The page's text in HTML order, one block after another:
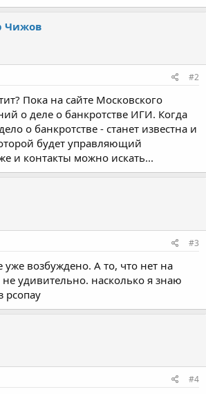
Чижов
#2
Пока на сайте Московского
о деле о банкротстве ИГИ. Когда
о банкротстве - станет известна и
будет управляющий
и контакты можно искать...
#3
уже возбуждено. А то, что нет на
удивительно. насколько я знаю
рсопау
#4